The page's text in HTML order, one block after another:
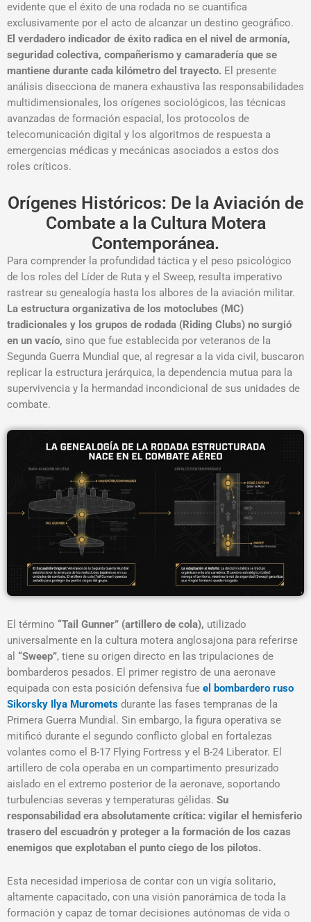
evidente que el éxito de una rodada no se cuantifica
exclusivamente por el acto de alcanzar un destino geográfico.
El verdadero indicador de éxito radica en el nivel de armonía,
seguridad colectiva, compañerismo y camaradería que se
mantiene durante cada kilómetro del trayecto. El presente
análisis disecciona de manera exhaustiva las responsabilidades
multidimensionales, los orígenes sociológicos, las técnicas
avanzadas de formación espacial, los protocolos de
telecomunicación digital y los algoritmos de respuesta a
emergencias médicas y mecánicas asociados a estos dos
roles críticos.
Orígenes Históricos: De la Aviación de
Combate a la Cultura Motera
Contemporánea.
Para comprender la profundidad táctica y el peso psicológico
de los roles del Líder de Ruta y el Sweep, resulta imperativo
rastrear su genealogía hasta los albores de la aviación militar.
La estructura organizativa de los motoclubes (MC)
tradicionales y los grupos de rodada (Riding Clubs) no surgió
en un vacío, sino que fue establecida por veteranos de la
Segunda Guerra Mundial que, al regresar a la vida civil, buscaron
replicar la estructura jerárquica, la dependencia mutua para la
supervivencia y la hermandad incondicional de sus unidades de
combate.
El término “Tail Gunner” (artillero de cola), utilizado
universalmente en la cultura motera anglosajona para referirse
al “Sweep”, tiene su origen directo en las tripulaciones de
bombarderos pesados. El primer registro de una aeronave
equipada con esta posición defensiva fue el bombardero ruso
Sikorsky Ilya Muromets durante las fases tempranas de la
Primera Guerra Mundial . Sin embargo, la figura operativa se
mitificó durante el segundo conflicto global en fortalezas
volantes como el B-17 Flying Fortress y el B-24 Liberator. El
artillero de cola operaba en un compartimento presurizado
aislado en el extremo posterior de la aeronave, soportando
turbulencias severas y temperaturas gélidas. Su
responsabilidad era absolutamente crítica: vigilar el hemisferio
trasero del escuadrón y proteger a la formación de los cazas
enemigos que explotaban el punto ciego de los pilotos.
Esta necesidad imperiosa de contar con un vigía solitario,
altamente capacitado, con una visión panorámica de toda la
formación y capaz de tomar decisiones autónomas de vida o